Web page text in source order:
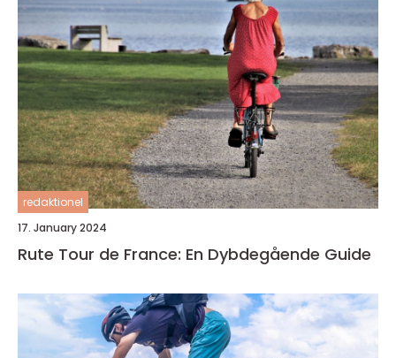
redaktionel
17. January 2024
Rute Tour de France: En Dybdegående Guide